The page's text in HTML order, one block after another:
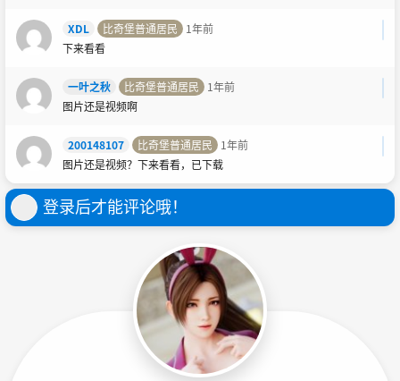
XDL 比奇堡普通居民
1年前
下来看看
一叶之秋 比奇堡普通居民
1年前
图片还是视频啊
200148107 比奇堡普通居民
1年前
图片还是视频？下来看看，已下载
登录后才能评论哦！